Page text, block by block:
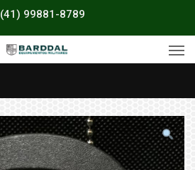
(41) 99881-8789